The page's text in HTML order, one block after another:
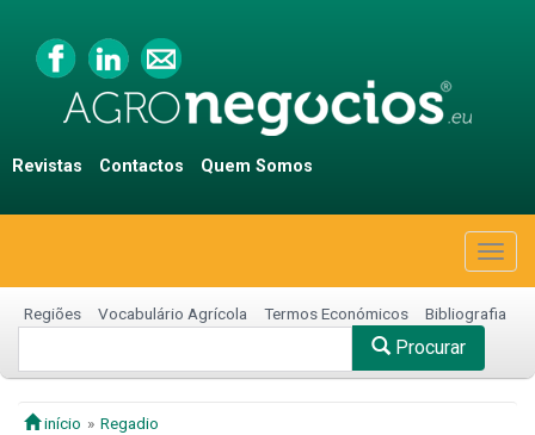
Revistas Contactos Quem Somos
Regiões Vocabulário Agrícola Termos Económicos Bibliografia
Procurar
início
Regadio